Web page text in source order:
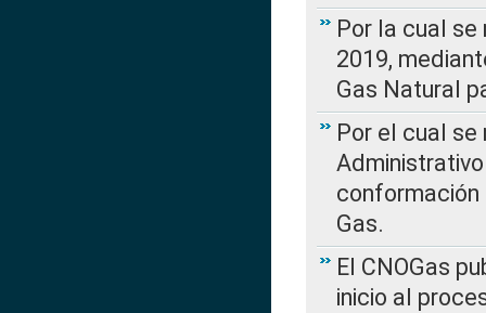
Por la cual
2019,
Gas Natural
Por el cual
conformación
Gas.
El CNOGas
inicio al